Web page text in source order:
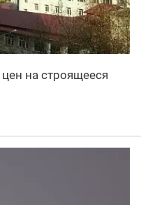
на строящееся